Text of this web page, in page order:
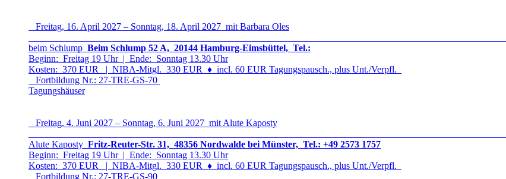
Freitag, 16. April 2027 – Sonntag, 18. April 2027 mit Barbara Oles
beim Schlump Beim Schlump 52 A, 20144 Hamburg-Eimsbüttel, Tel.:
Beginn: Freitag 19 Uhr | Ende: Sonntag 13.30 Uhr
Kosten: 370 EUR | NIBA-Mitgl. 330 EUR ♦ incl. 60 EUR Tagungspausch., plus Unt./Verpfl.
Fortbildung Nr.: 27-TRE-GS-70
Tagungshäuser
Freitag, 4. Juni 2027 – Sonntag, 6. Juni 2027 mit Alute Kaposty
Alute Kaposty Fritz-Reuter-Str. 31, 48356 Nordwalde bei Münster, Tel.: +49 2573 1757
Beginn: Freitag 19 Uhr | Ende: Sonntag 13.30 Uhr
Kosten: 370 EUR | NIBA-Mitgl. 330 EUR ♦ incl. 60 EUR Tagungspausch., plus Unt./Verpfl.
Fortbildung Nr.: 27-TRE-GS-90